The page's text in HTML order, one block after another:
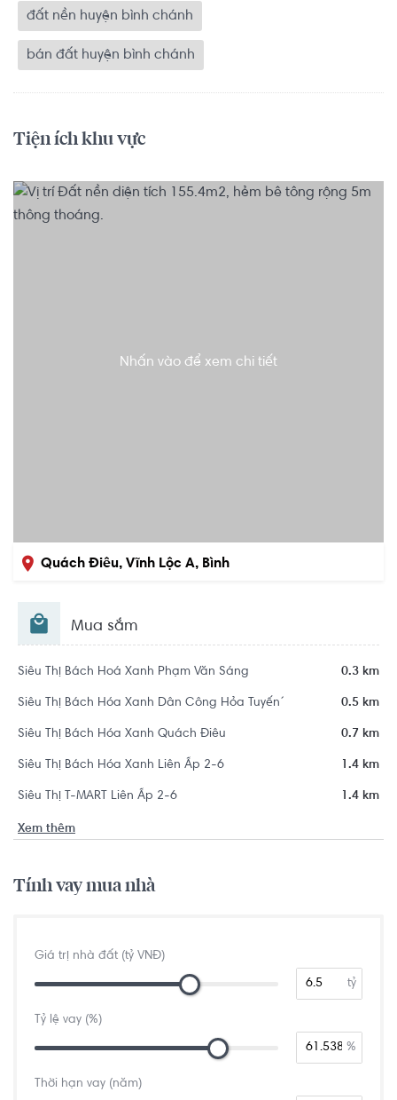
đất nền huyện bình chánh
bán đất huyện bình chánh
Tiện ích khu vực
Nhấn vào để xem chi tiết
Quách Điêu, Vĩnh Lộc A, Bình
Mua sắm
Siêu Thị Bách Hoá Xanh Phạm Văn Sáng 0.3 km
Siêu Thị Bách Hóa Xanh Dân Công Hỏa Tuyến´ 0.5 km
Siêu Thị Bách Hóa Xanh Quách Điêu 0.7 km
Siêu Thị Bách Hóa Xanh Liên Ấp 2-6 1.4 km
Siêu Thị T-MART Liên Ấp 2-6 1.4 km
Xem thêm
Tính vay mua nhà
Giá trị nhà đất (tỷ VNĐ)
tỷ
Tỷ lệ vay (%)
%
Thời hạn vay (năm)